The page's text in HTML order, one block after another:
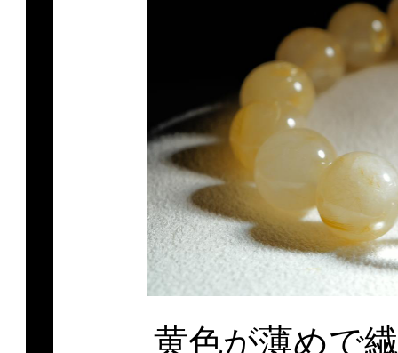
黄色が薄めで